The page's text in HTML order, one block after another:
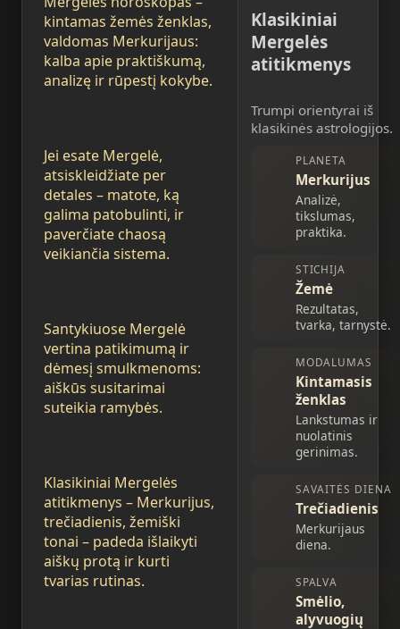
kintamas žemės ženklas,
valdomas Merkurijaus:
kalba apie praktiškumą,
analizę ir rūpestį kokybe.
Jei esate Mergelė,
atsiskleidžiate per
detales – matote, ką
galima patobulinti, ir
paverčiate chaosą
veikiančia sistema.
Santykiuose Mergelė
vertina patikimumą ir
dėmesį smulkmenoms:
aiškūs susitarimai
suteikia ramybės.
Klasikiniai Mergelės
atitikmenys – Merkurijus,
trečiadienis, žemiški
tonai – padeda išlaikyti
aiškų protą ir kurti
tvarias rutinas.
Klasikiniai
Mergelės
atitikmenys
Trumpi orientyrai iš
klasikinės astrologijos.
PLANETA
Merkurijus
Analizė,
tikslumas,
praktika.
STICHIJA
Žemė
Rezultatas,
tvarka, tarnystė.
MODALUMAS
Kintamasis
ženklas
Lankstumas ir
nuolatinis
gerinimas.
SAVAITĖS DIENA
Trečiadienis
Merkurijaus
diena.
SPALVA
Smėlio,
alyvuogių